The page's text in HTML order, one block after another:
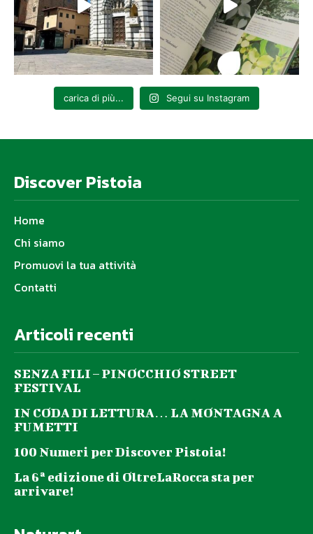
carica di più... Segui su Instagram
Discover Pistoia
Home
Chi siamo
Promuovi la tua attività
Contatti
Articoli recenti
SENZA FILI – PINOCCHIO STREET
FESTIVAL
IN CODA DI LETTURA… LA MONTAGNA A
FUMETTI
100 Numeri per Discover Pistoia!
La 6ª edizione di OltreLaRocca sta per
arrivare!